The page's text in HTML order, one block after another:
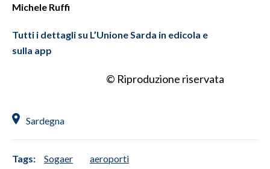
Michele Ruffi
Tutti i dettagli su L’Unione Sarda in edicola e
sulla app
© Riproduzione riservata
Sardegna
Tags: Sogaer aeroporti